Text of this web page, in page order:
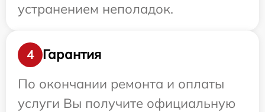
устранением неполадок.
4
Гарантия
По окончании ремонта и оплаты
услуги Вы получите официальную